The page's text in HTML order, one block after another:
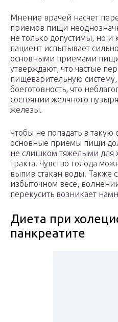
Мнение врачей насчет
приемов пищи
не только допустимы, но
пациент испытывает
основными приемами
утверждают, что частые
пищеварительную
боеготовность, что
состоянии желчного
железы.
Чтобы не попадать в
основные приемы пищи
не слишком тяжелыми для
тракта. Чувство голода
выпив стакан воды. Также
избыточном весе,
перекусить возникает
Диета при
панкреатите